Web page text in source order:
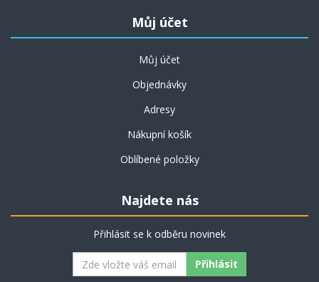
Můj účet
Můj účet
Objednávky
Adresy
Nákupní košík
Oblíbené položky
Najdete nás
Přihlásit se k odběru novinek